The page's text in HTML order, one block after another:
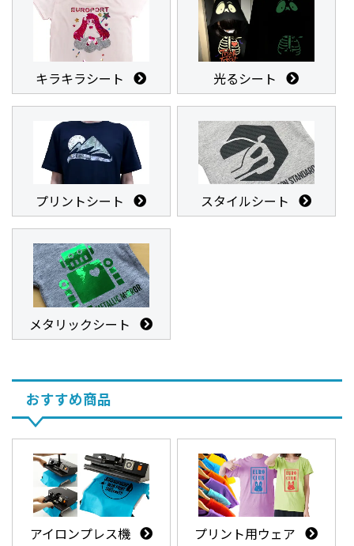
キラキラシート 光るシート
プリントシート スタイルシート
メタリックシート
おすすめ商品
アイロンプレス機 プリント用ウェア